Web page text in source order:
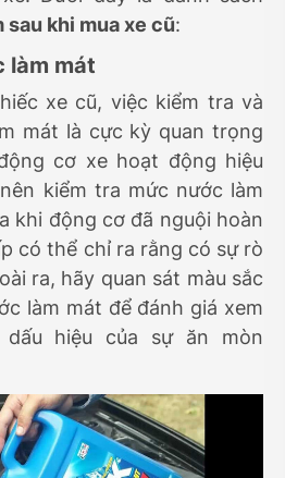
khi mua xe cũ:
làm mát
xe cũ, việc kiểm tra và
mát là cực kỳ quan trọng
cơ xe hoạt động hiệu
kiểm tra mức nước làm
khi động cơ đã nguội hoàn
có thể chỉ ra rằng có sự rò
ra, hãy quan sát màu sắc
làm mát để đánh giá xem
hiệu của sự ăn mòn